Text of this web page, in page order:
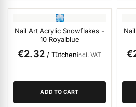
Feet & Toes anzeigen
Beauty Accessories anzeigen
Nail Art Acrylic Snowflakes -
10 Royalblue
€2.32/ Tütchenincl. VAT
ADD TO CART